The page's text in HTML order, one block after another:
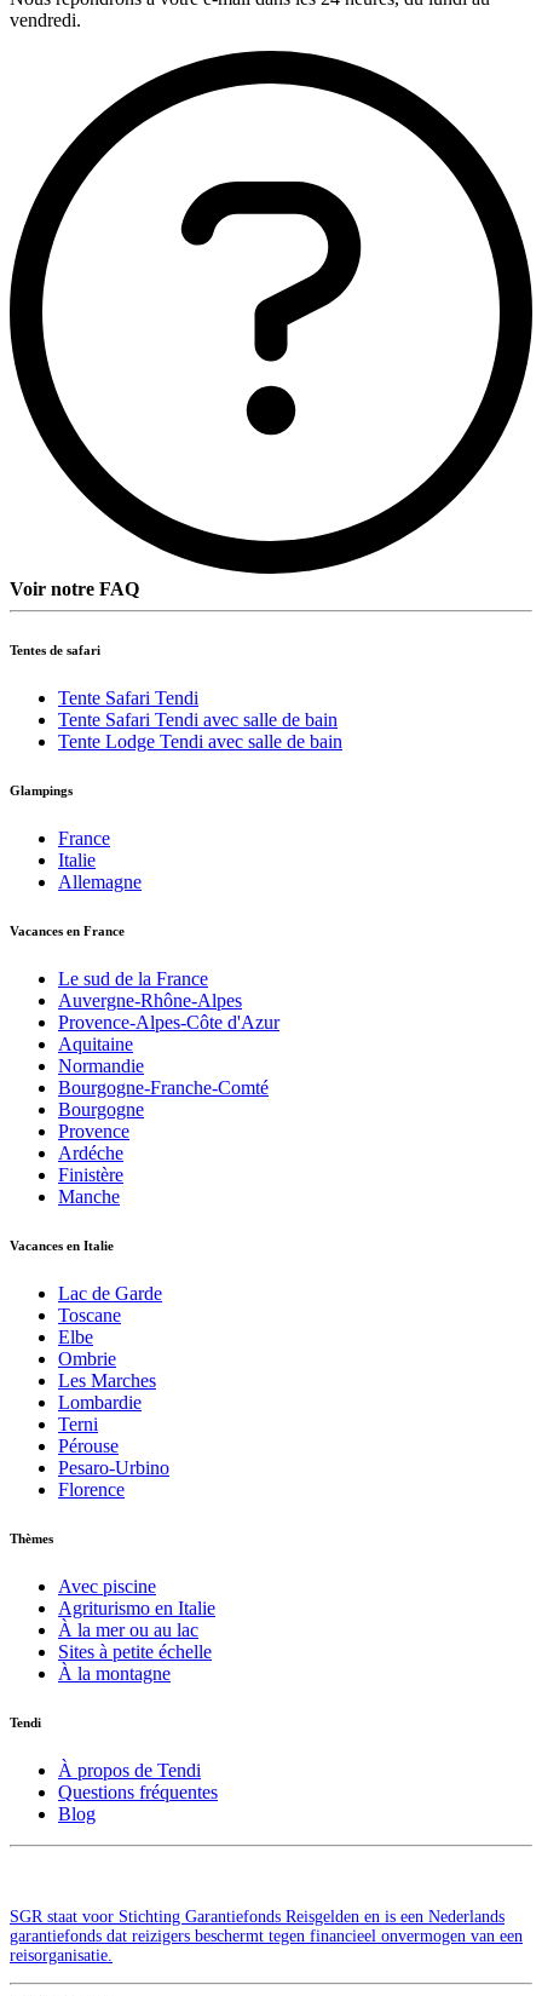
vendredi.
Voir notre FAQ
Tentes de safari
Tente Safari Tendi
Tente Safari Tendi avec salle de bain
Tente Lodge Tendi avec salle de bain
Glampings
France
Italie
Allemagne
Vacances en France
Le sud de la France
Auvergne-Rhône-Alpes
Provence-Alpes-Côte d'Azur
Aquitaine
Normandie
Bourgogne-Franche-Comté
Bourgogne
Provence
Ardéche
Finistère
Manche
Vacances en Italie
Lac de Garde
Toscane
Elbe
Ombrie
Les Marches
Lombardie
Terni
Pérouse
Pesaro-Urbino
Florence
Thèmes
Avec piscine
Agriturismo en Italie
À la mer ou au lac
Sites à petite échelle
À la montagne
Tendi
À propos de Tendi
Questions fréquentes
Blog
SGR staat voor Stichting Garantiefonds Reisgelden en is een Nederlands
garantiefonds dat reizigers beschermt tegen financieel onvermogen van een
reisorganisatie.